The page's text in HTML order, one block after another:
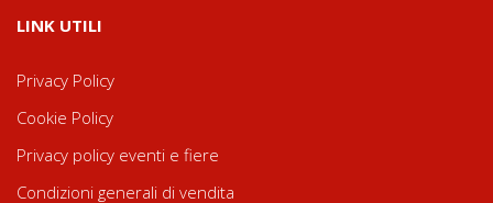
LINK UTILI
Privacy Policy
Cookie Policy
Privacy policy eventi e fiere
Condizioni generali di vendita